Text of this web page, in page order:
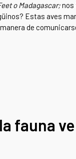
o Madagascar;nos
Estas aves
de
fauna